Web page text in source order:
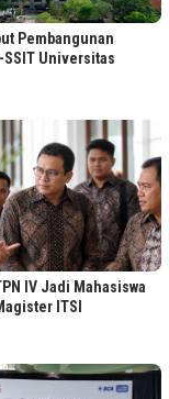
Pembangunan
SSIT Universitas
IV Jadi Mahasiswa
ITSI